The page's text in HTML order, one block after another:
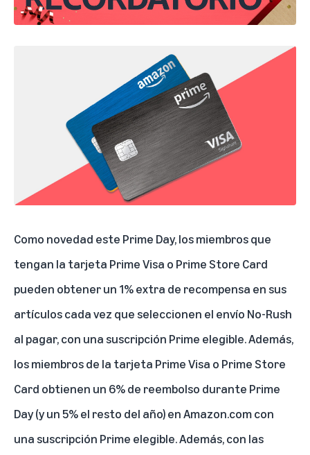
Como novedad este Prime Day, los miembros que
tengan la tarjeta Prime Visa o Prime Store Card
pueden obtener un 1% extra de recompensa en sus
artículos cada vez que seleccionen el envío No-Rush
al pagar, con una suscripción Prime elegible. Además,
los miembros de la tarjeta Prime Visa o Prime Store
Card obtienen un 6% de reembolso durante Prime
Day (y un 5% el resto del año) en Amazon.com con
una suscripción Prime elegible. Además, con las